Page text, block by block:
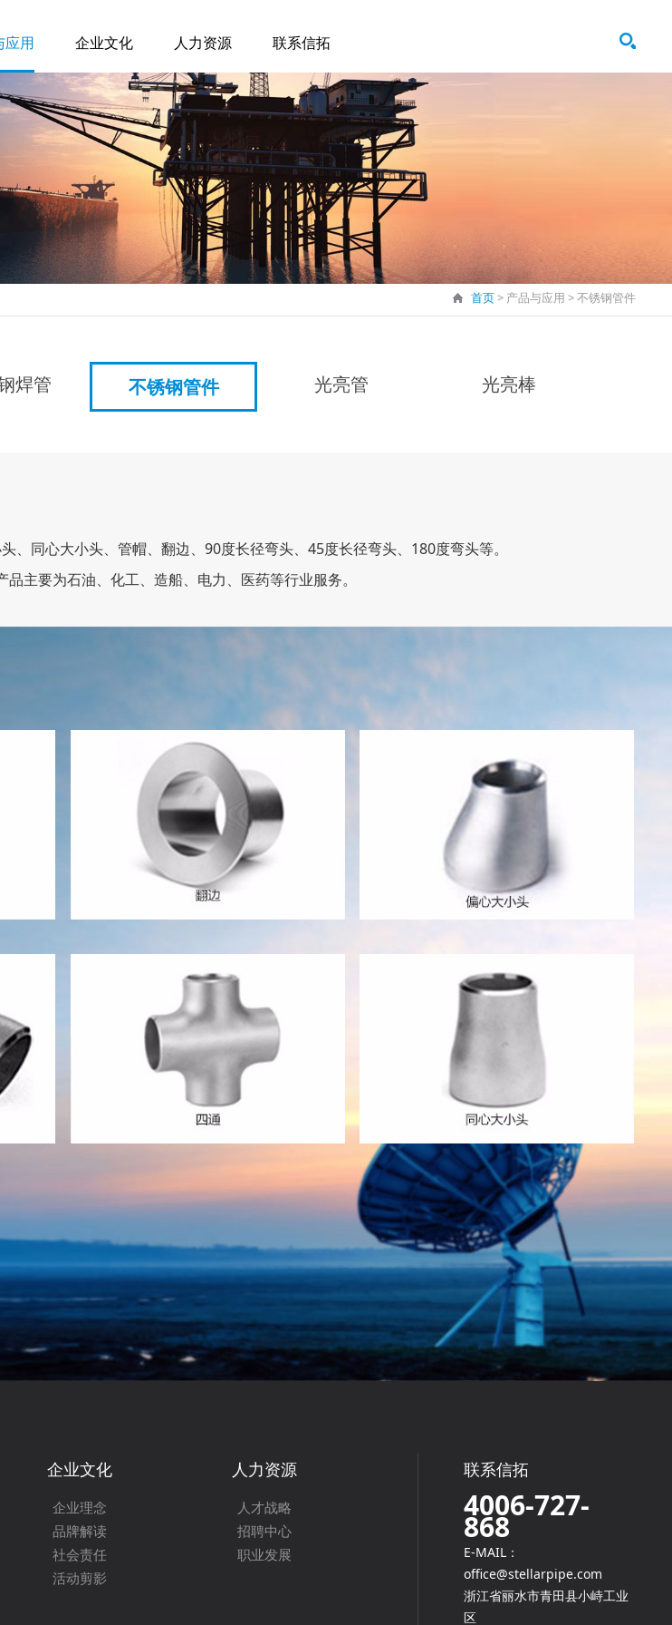
应用 企业文化 人力资源 联系信拓
首页> 产品与应用 >不锈钢管件
焊管 不锈钢管件 光亮管 光亮棒
同心大小头、管帽、翻边、90度长径弯头、45度长径弯头、180度弯头等。
主要为石油、化工、造船、电力、医药等行业服务。
企业文化
企业理念
品牌解读
社会责任
活动剪影
人力资源
人才战略
招聘中心
职业发展
联系信拓
4006-727-
868
E-MAIL：
office@stellarpipe.com
浙江省丽水市青田县小峙工业
区